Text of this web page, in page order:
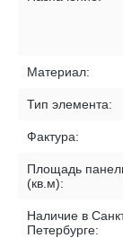
Материал:
Тип элемента:
Фактура:
Площадь
(кв.м):
Наличие в
Петербурге: